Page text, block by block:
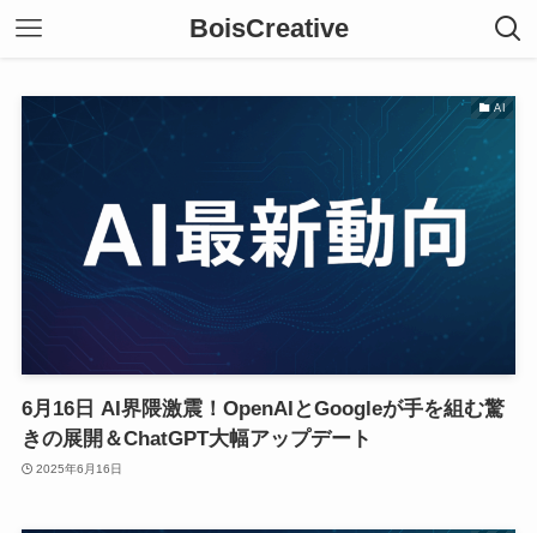
BoisCreative
AI
6月16日 AI界隈激震！OpenAIとGoogleが手を組む驚
きの展開＆ChatGPT大幅アップデート
2025年6月16日